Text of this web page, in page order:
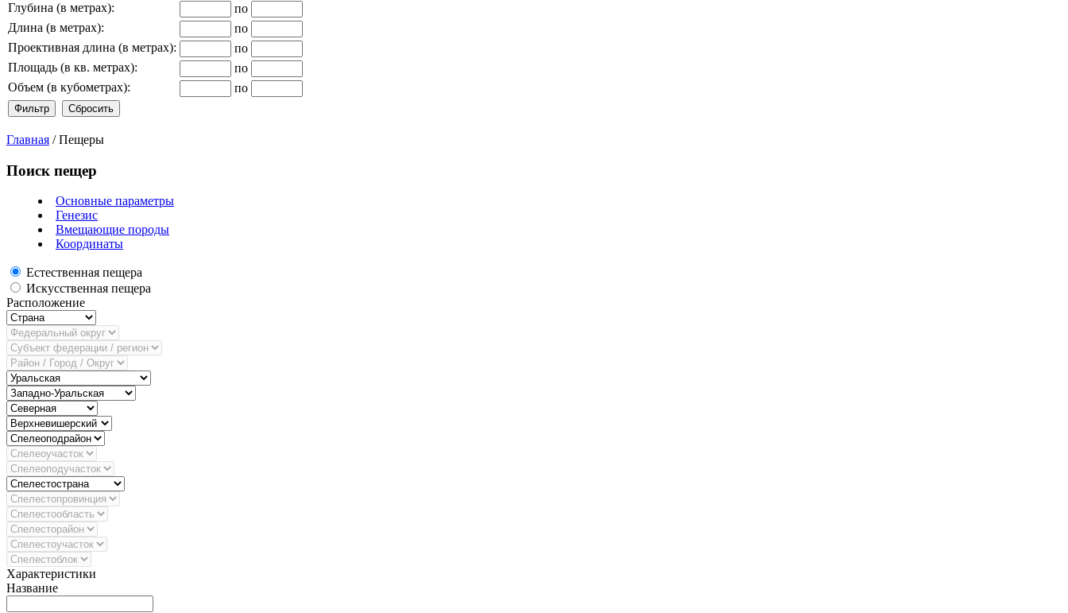
Глубина (в метрах):
по
Длина (в метрах):
по
Проективная длина (в метрах):
по
Площадь (в кв. метрах):
по
Объем (в кубометрах):
по
Главная / Пещеры
Поиск пещер
Основные параметры
Генезис
Вмещающие породы
Координаты
Естественная пещера
Искусственная пещера
Расположение
Характеристики
Название